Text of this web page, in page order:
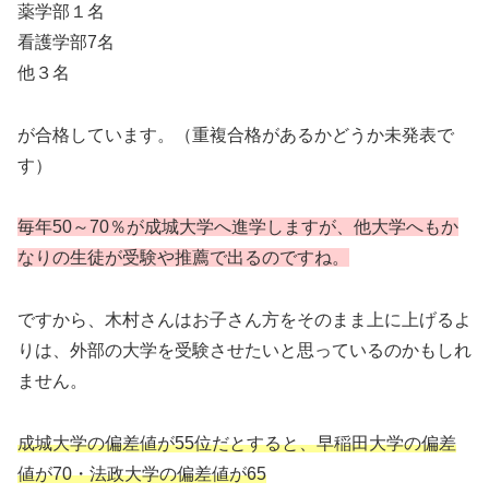
薬学部１名
看護学部7名
他３名
が合格しています。（重複合格があるかどうか未発表で
す）
毎年50～70％が成城大学へ進学しますが、他大学へもか
なりの生徒が受験や推薦で出るのですね。
ですから、木村さんはお子さん方をそのまま上に上げるよ
りは、外部の大学を受験させたいと思っているのかもしれ
ません。
成城大学の偏差値が55位だとすると、早稲田大学の偏差
値が70・法政大学の偏差値が65